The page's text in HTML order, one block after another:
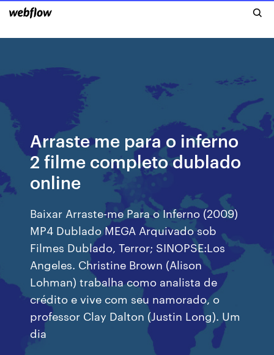
Arraste me para o inferno
2 filme completo dublado
online
Baixar Arraste-me Para o Inferno (2009)
MP4 Dublado MEGA Arquivado sob
Filmes Dublado, Terror; SINOPSE:Los
Angeles. Christine Brown (Alison
Lohman) trabalha como analista de
crédito e vive com seu namorado, o
professor Clay Dalton (Justin Long). Um
dia